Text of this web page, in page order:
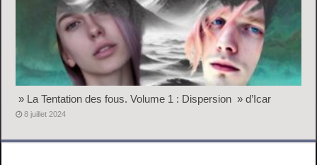
» La Tentation des fous. Volume 1 : Dispersion » d’Icar
8 juillet 2024